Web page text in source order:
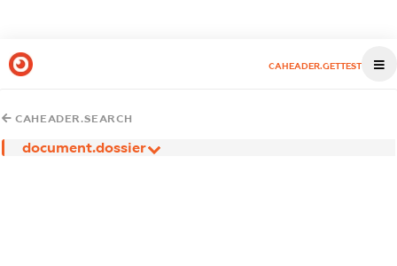
CAHEADER.GETTEST
CAHEADER.SEARCH
document.dossier